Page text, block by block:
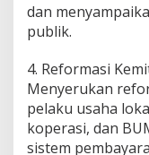
dan
publik.
4. Reformasi
Menyerukan
pelaku usaha
koperasi, dan
sistem